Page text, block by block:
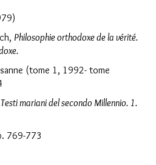
Philosophie orthodoxe de la vérité.
(tome 1, 1992- tome
Testi mariani del secondo Millennio. 1.
769-773